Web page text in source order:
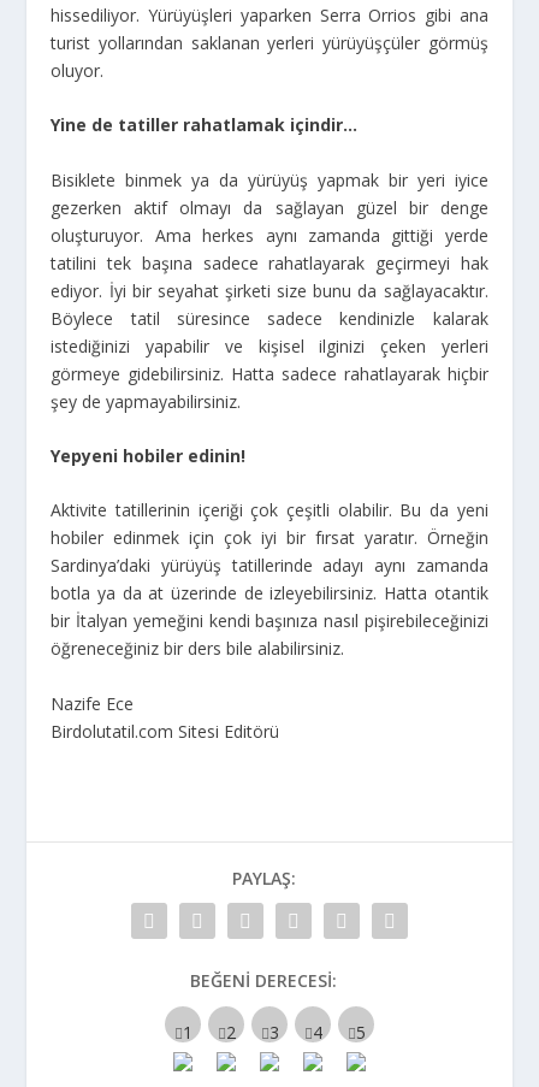
hissediliyor. Yürüyüşleri yaparken Serra Orrios gibi ana
turist yollarından saklanan yerleri yürüyüşçüler görmüş
oluyor.
Yine de tatiller rahatlamak içindir…
Bisiklete binmek ya da yürüyüş yapmak bir yeri iyice
gezerken aktif olmayı da sağlayan güzel bir denge
oluşturuyor. Ama herkes aynı zamanda gittiği yerde
tatilini tek başına sadece rahatlayarak geçirmeyi hak
ediyor. İyi bir seyahat şirketi size bunu da sağlayacaktır.
Böylece tatil süresince sadece kendinizle kalarak
istediğinizi yapabilir ve kişisel ilginizi çeken yerleri
görmeye gidebilirsiniz. Hatta sadece rahatlayarak hiçbir
şey de yapmayabilirsiniz.
Yepyeni hobiler edinin!
Aktivite tatillerinin içeriği çok çeşitli olabilir. Bu da yeni
hobiler edinmek için çok iyi bir fırsat yaratır. Örneğin
Sardinya’daki yürüyüş tatillerinde adayı aynı zamanda
botla ya da at üzerinde de izleyebilirsiniz. Hatta otantik
bir İtalyan yemeğini kendi başınıza nasıl pişirebileceğinizi
öğreneceğiniz bir ders bile alabilirsiniz.
Nazife Ece
Birdolutatil.com Sitesi Editörü
PAYLAŞ:
BEĞENI DERECESI: